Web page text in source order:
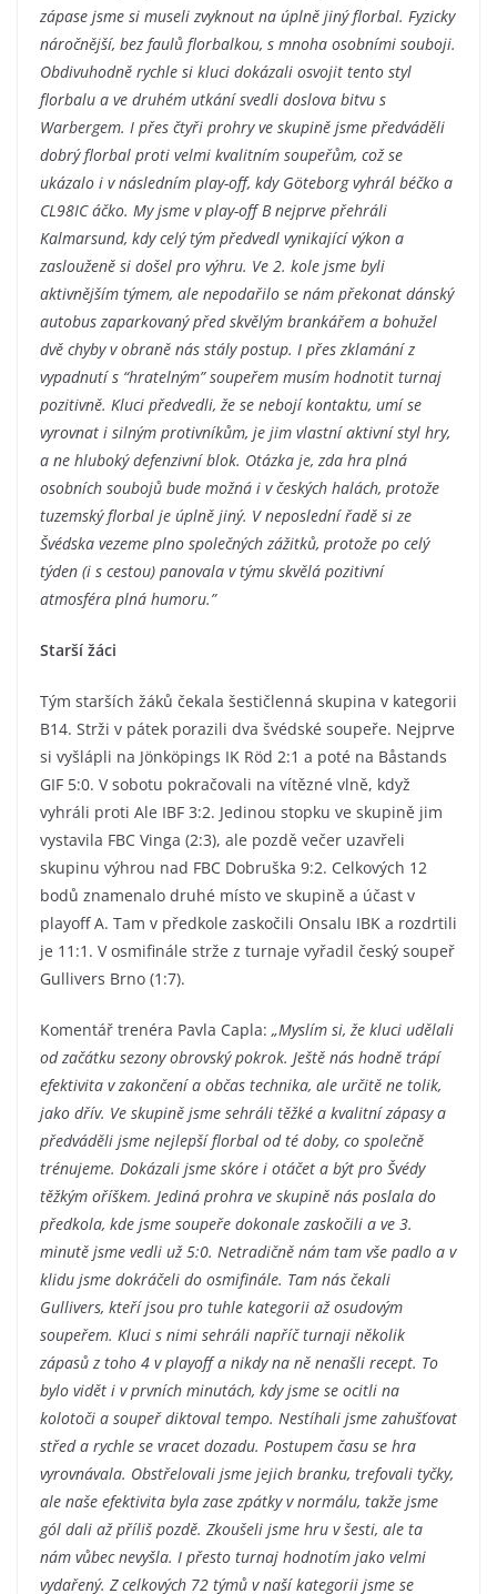
zápase jsme si museli zvyknout na úplně jiný florbal. Fyzicky
náročnější, bez faulů florbalkou, s mnoha osobními souboji.
Obdivuhodně rychle si kluci dokázali osvojit tento styl
florbalu a ve druhém utkání svedli doslova bitvu s
Warbergem. I přes čtyři prohry ve skupině jsme předváděli
dobrý florbal proti velmi kvalitním soupeřům, což se
ukázalo i v následním play-off, kdy Göteborg vyhrál béčko a
CL98IC áčko. My jsme v play-off B nejprve přehráli
Kalmarsund, kdy celý tým předvedl vynikající výkon a
zaslouženě si došel pro výhru. Ve 2. kole jsme byli
aktivnějším týmem, ale nepodařilo se nám překonat dánský
autobus zaparkovaný před skvělým brankářem a bohužel
dvě chyby v obraně nás stály postup. I přes zklamání z
vypadnutí s “hratelným” soupeřem musím hodnotit turnaj
pozitivně. Kluci předvedli, že se nebojí kontaktu, umí se
vyrovnat i silným protivníkům, je jim vlastní aktivní styl hry,
a ne hluboký defenzivní blok. Otázka je, zda hra plná
osobních soubojů bude možná i v českých halách, protože
tuzemský florbal je úplně jiný. V neposlední řadě si ze
Švédska vezeme plno společných zážitků, protože po celý
týden (i s cestou) panovala v týmu skvělá pozitivní
atmosféra plná humoru.”
Starší žáci
Tým starších žáků čekala šestičlenná skupina v kategorii
B14. Strži v pátek porazili dva švédské soupeře. Nejprve
si vyšlápli na Jönköpings IK Röd 2:1 a poté na Båstands
GIF 5:0. V sobotu pokračovali na vítězné vlně, když
vyhráli proti Ale IBF 3:2. Jedinou stopku ve skupině jim
vystavila FBC Vinga (2:3), ale pozdě večer uzavřeli
skupinu výhrou nad FBC Dobruška 9:2. Celkových 12
bodů znamenalo druhé místo ve skupině a účast v
playoff A. Tam v předkole zaskočili Onsalu IBK a rozdrtili
je 11:1. V osmifinále strže z turnaje vyřadil český soupeř
Gullivers Brno (1:7).
Komentář trenéra Pavla Capla: „Myslím si, že kluci udělali
od začátku sezony obrovský pokrok. Ještě nás hodně trápí
efektivita v zakončení a občas technika, ale určitě ne tolik,
jako dřív. Ve skupině jsme sehráli těžké a kvalitní zápasy a
předváděli jsme nejlepší florbal od té doby, co společně
trénujeme. Dokázali jsme skóre i otáčet a být pro Švédy
těžkým oříškem. Jediná prohra ve skupině nás poslala do
předkola, kde jsme soupeře dokonale zaskočili a ve 3.
minutě jsme vedli už 5:0. Netradičně nám tam vše padlo a v
klidu jsme dokráčeli do osmifinále. Tam nás čekali
Gullivers, kteří jsou pro tuhle kategorii až osudovým
soupeřem. Kluci s nimi sehráli napříč turnaji několik
zápasů z toho 4 v playoff a nikdy na ně nenašli recept. To
bylo vidět i v prvních minutách, kdy jsme se ocitli na
kolotoči a soupeř diktoval tempo. Nestíhali jsme zahušťovat
střed a rychle se vracet dozadu. Postupem času se hra
vyrovnávala. Obstřelovali jsme jejich branku, trefovali tyčky,
ale naše efektivita byla zase zpátky v normálu, takže jsme
gól dali až příliš pozdě. Zkoušeli jsme hru v šesti, ale ta
nám vůbec nevyšla. I přesto turnaj hodnotím jako velmi
vydařený. Z celkových 72 týmů v naší kategorii jsme se